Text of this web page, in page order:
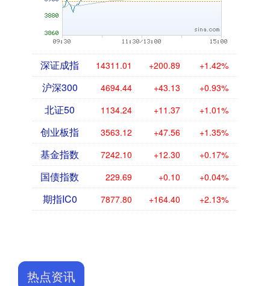
深证成指 14311.01 +200.89 +1.42%
沪深300 4694.44 +43.13 +0.93%
北证50 1134.24 +11.37 +1.01%
创业板指 3563.12 +47.56 +1.35%
基金指数 7242.10 +12.30 +0.17%
国债指数 229.69 +0.10 +0.04%
期指IC0 7877.80 +164.40 +2.13%
热点资讯